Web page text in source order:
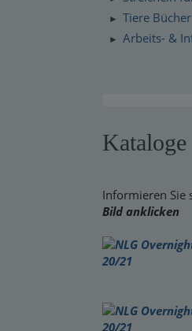
► Tiere
► Arbeits- &
Schnelllager
Kataloge
Kataloge
Informieren Sie
Bild anklicken